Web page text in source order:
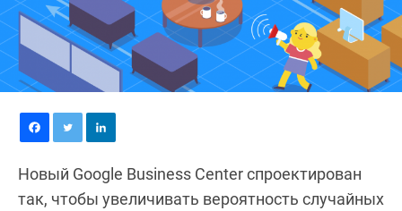
Новый Google Business Center спроектирован
так, чтобы увеличивать вероятность случайных